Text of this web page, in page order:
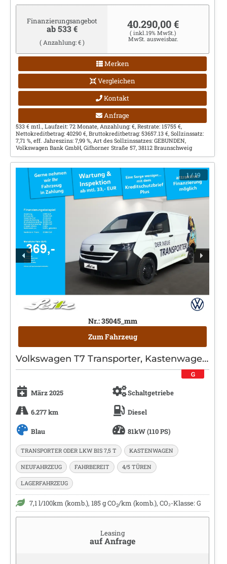
Finanzierungsangebot
ab 533 €
( Anzahlung: € )
40.290,00 €
( inkl.19% MwSt.)
MwSt. ausweisbar.
Merken
Vergleichen
Kontakt
Anfrage
533 € mtl., Laufzeit: 72 Monate, Anzahlung: €, Restrate: 15755 €,
Nettokreditbetrag: 40290 €, Bruttokreditbetrag: 53657.13 €, Sollzinssatz:
7,71 %, eff. Jahreszins: 7,99 %, Art des Sollzinssatzes: GEBUNDEN,
Volkswagen Bank GmbH, Gifhorner Straße 57, 38112 Braunschweig
1/ 19
Nr.: 35045_mm
Zum Fahrzeug
Volkswagen T7 Transporter, Kastenwagen, Diesel, Schaltgetriebe, Blau
März 2025 Schaltgetriebe
6.277 km Diesel
Blau 81kW (110 PS)
G
TRANSPORTER ODER LKW BIS 7,5 T KASTENWAGEN
NEUFAHRZEUG FAHRBEREIT 4/5 TÜREN
LAGERFAHRZEUG
7,1 l/100km (komb.), 185 g CO2/km (komb.), CO₂-Klasse: G
Leasing
auf Anfrage